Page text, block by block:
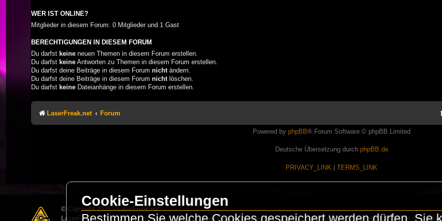
WER IST ONLINE?
Mitglieder in diesem Forum: 0 Mitglieder und 1 Gast
BERECHTIGUNGEN IN DIESEM FORUM
Du darfst keine neuen Themen in diesem Forum erstellen.
Du darfst keine Antworten zu Themen in diesem Forum erstellen.
Du darfst deine Beiträge in diesem Forum nicht ändern.
Du darfst deine Beiträge in diesem Forum nicht löschen.
Du darfst keine Dateianhänge in diesem Forum erstellen.
LaserFreak.net Forum
Powered by phpBB® Forum Software © phpBB Limited
Deutsche Übersetzung durch phpBB.de
PRIVACY_LINK TERMS_LINK
© Copyright 2025 - LaserFreak.net
LaserFreak ist ein freies und offenes Forum zum Thema Lasershowtechnik. Wir sind nicht kommerziell und die Banner auf dieser
Cookie-Einstellungen
Bestimmen Sie welche Cookies gespeichert werden dürfen. Sie